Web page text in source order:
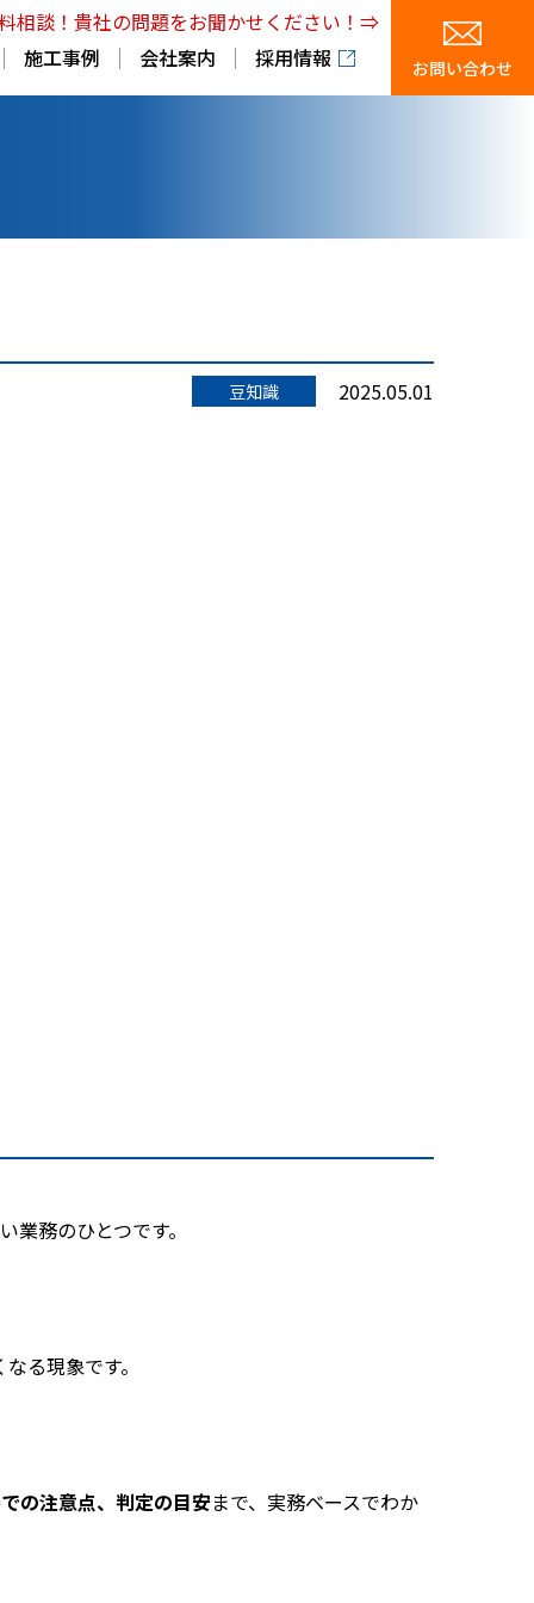
相談！貴社の問題をお聞かせください！⇒
お問い合わせ
施工事例 会社案内 採用情報
豆知識 2025.05.01
業務のひとつです。
る現象です。
の注意点、判定の目安まで、実務ベースでわか